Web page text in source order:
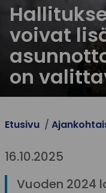
voivat
on
Etusivu
16.10.2025
Vuoden 2024